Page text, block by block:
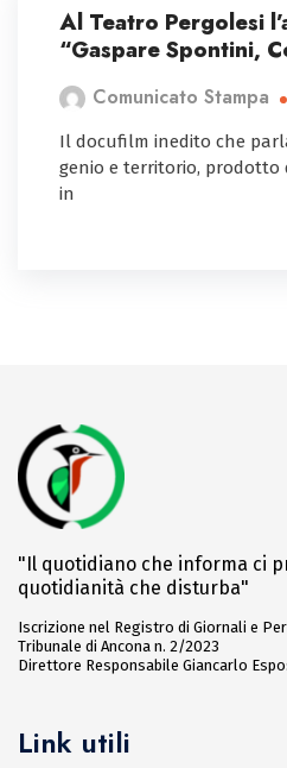
Al Teatro Pergolesi
“Gaspare Spontini,
Comunicato Stampa
Il docufilm inedito che
genio e territorio, prodotto
in
"Il quotidiano che informa ci
quotidianità che disturba"
Iscrizione nel Registro di Giornali e
Tribunale di Ancona n. 2/2023
Direttore Responsabile Giancarlo
Link utili